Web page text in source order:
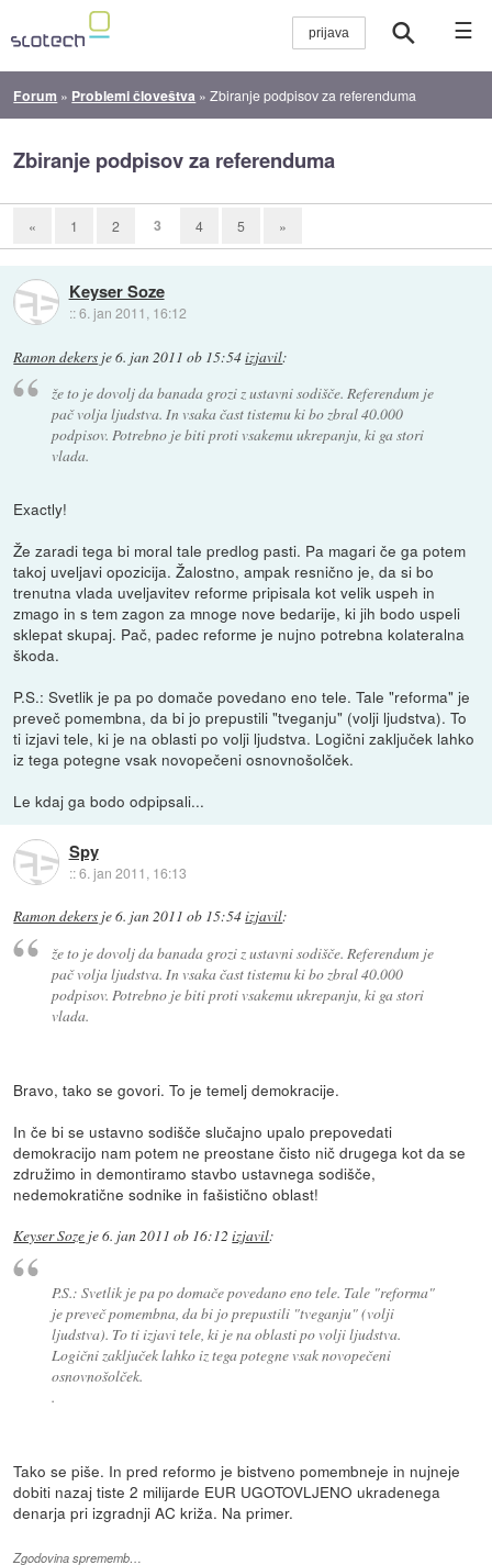
☰
Forum » Problemi človeštva »Zbiranje podpisov za referenduma
Zbiranje podpisov za referenduma
« 1 2 3 4 5 »
Keyser Soze
::6. jan 2011, 16:12
Ramon dekers je6. jan 2011 ob 15:54izjavil:
že to je dovolj da banada grozi z ustavni sodišče. Referendum je
pač volja ljudstva. In vsaka čast tistemu ki bo zbral 40.000
podpisov. Potrebno je biti proti vsakemu ukrepanju, ki ga stori
vlada.
Exactly!
Že zaradi tega bi moral tale predlog pasti. Pa magari če ga potem
takoj uveljavi opozicija. Žalostno, ampak resnično je, da si bo
trenutna vlada uveljavitev reforme pripisala kot velik uspeh in
zmago in s tem zagon za mnoge nove bedarije, ki jih bodo uspeli
sklepat skupaj. Pač, padec reforme je nujno potrebna kolateralna
škoda.
P.S.: Svetlik je pa po domače povedano eno tele. Tale "reforma" je
preveč pomembna, da bi jo prepustili "tveganju" (volji ljudstva). To
ti izjavi tele, ki je na oblasti po volji ljudstva. Logični zaključek lahko
iz tega potegne vsak novopečeni osnovnošolček.
Le kdaj ga bodo odpipsali...
Spy
::6. jan 2011, 16:13
Ramon dekers je6. jan 2011 ob 15:54izjavil:
že to je dovolj da banada grozi z ustavni sodišče. Referendum je
pač volja ljudstva. In vsaka čast tistemu ki bo zbral 40.000
podpisov. Potrebno je biti proti vsakemu ukrepanju, ki ga stori
vlada.
Bravo, tako se govori. To je temelj demokracije.
In če bi se ustavno sodišče slučajno upalo prepovedati
demokracijo nam potem ne preostane čisto nič drugega kot da se
združimo in demontiramo stavbo ustavnega sodišče,
nedemokratične sodnike in fašistično oblast!
Keyser Soze je6. jan 2011 ob 16:12 izjavil:
P.S.: Svetlik je pa po domače povedano eno tele. Tale "reforma"
je preveč pomembna, da bi jo prepustili "tveganju" (volji
ljudstva). To ti izjavi tele, ki je na oblasti po volji ljudstva.
Logični zaključek lahko iz tega potegne vsak novopečeni
osnovnošolček.
.
Tako se piše. In pred reformo je bistveno pomembneje in nujneje
dobiti nazaj tiste 2 milijarde EUR UGOTOVLJENO ukradenega
denarja pri izgradnji AC križa. Na primer.
Zgodovina sprememb…